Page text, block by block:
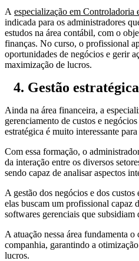
A especialização em Controladoria
indicada para os administradores
estudos na área contábil, com o
finanças. No curso, o profissional
oportunidades de negócios e gerir
maximização de lucros.
4. Gestão
Ainda na área financeira, a
gerenciamento de custos e
estratégica é muito interessante
Com essa formação, o
da interação entre os diversos
sendo capaz de analisar aspectos
A gestão dos negócios e dos
elas buscam um profissional capaz
softwares gerenciais que subsidiam
A atuação nessa área fundamenta
companhia, garantindo a
lucros.